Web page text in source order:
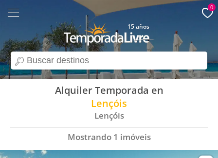
search
15 años
0
Alquiler Temporada en
Lençóis
Lençóis
Mostrando 1 imóveis